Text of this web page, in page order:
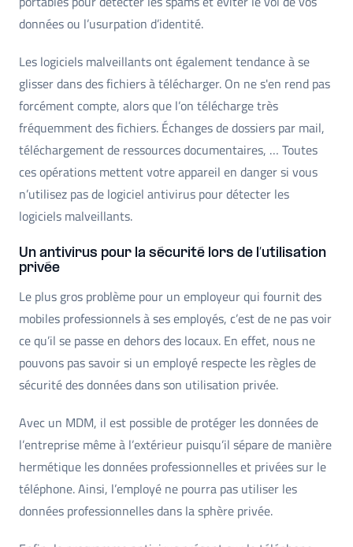
données ou l’usurpation d’identité.
Les logiciels malveillants ont également tendance à se
glisser dans des fichiers à télécharger. On ne s'en rend pas
forcément compte, alors que l’on télécharge très
fréquemment des fichiers. Échanges de dossiers par mail,
téléchargement de ressources documentaires, … Toutes
ces opérations mettent votre appareil en danger si vous
n’utilisez pas de logiciel antivirus pour détecter les
logiciels malveillants.
Un antivirus pour la sécurité lors de l’utilisation
privée
Le plus gros problème pour un employeur qui fournit des
mobiles professionnels à ses employés, c’est de ne pas voir
ce qu’il se passe en dehors des locaux. En effet, nous ne
pouvons pas savoir si un employé respecte les règles de
sécurité des données dans son utilisation privée.
Avec un MDM, il est possible de protéger les données de
l’entreprise même à l’extérieur puisqu’il sépare de manière
hermétique les données professionnelles et privées sur le
téléphone. Ainsi, l’employé ne pourra pas utiliser les
données professionnelles dans la sphère privée.